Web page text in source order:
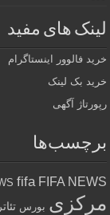
لینک های مفید
خرید فالوور اینستاگرام
خرید بک لینک
رپورتاژ آگهی
برچسب‌ها
fifa FIFA NEWS
مرکزی بورس تئاتر